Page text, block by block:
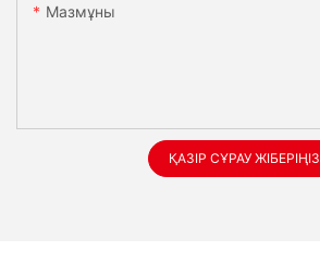
Мазмұны
ҚАЗІР СҰРАУ ЖІБЕРІҢІЗ